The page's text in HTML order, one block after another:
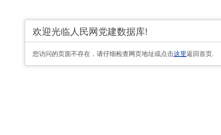
欢迎光临人民网党建数据库!
您访问的页面不存在，请仔细检查网页地址或点击这里返回首页.